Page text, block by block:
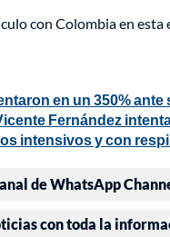
con Colombia en
en un 350% ante
Fernández
intensivos y con
de WhatsApp
con toda la